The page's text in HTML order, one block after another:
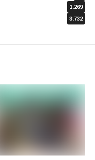
1.269
3.732